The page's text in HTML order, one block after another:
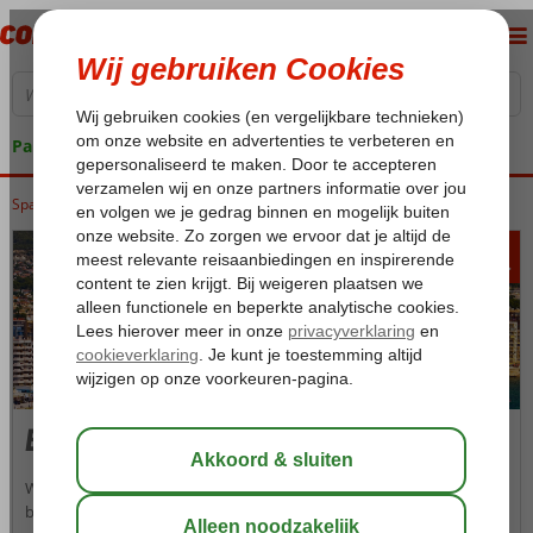
Pakketgarantie
Home
Spanje Costa Blanca Costa Blanca
va 262 p.p.
Benidorm
Welkom in Benidorm! Een van de meest populaire en grote
badplaatsen van Spanje en tevens hét centrum van de Spaanse